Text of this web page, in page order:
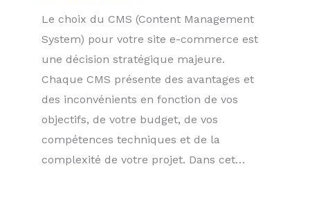
Le choix du CMS (Content Management
System) pour votre site e-commerce est
une décision stratégique majeure.
Chaque CMS présente des avantages et
des inconvénients en fonction de vos
objectifs, de votre budget, de vos
compétences techniques et de la
complexité de votre projet. Dans cet…